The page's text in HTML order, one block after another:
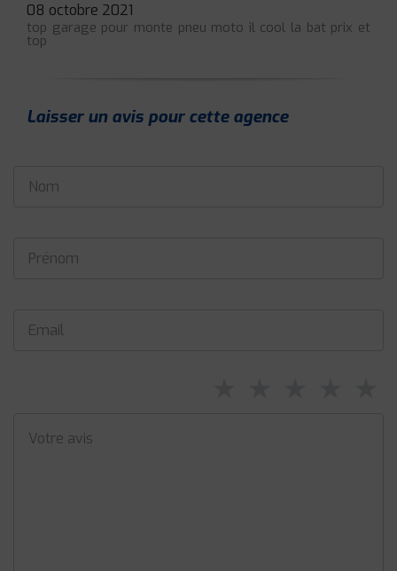
08 octobre 2021
top garage pour monte pneu moto il cool la bat prix et
top
Laisser un avis pour cette agence